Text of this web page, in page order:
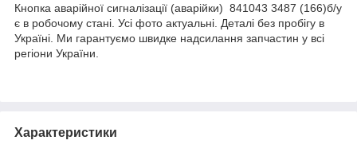
Кнопка аварійної сигналізації (аварійки) 841043 3487 (166)б/у
є в робочому стані. Усі фото актуальні. Деталі без пробігу в
Україні. Ми гарантуємо швидке надсилання запчастин у всі
регіони України.
Характеристики